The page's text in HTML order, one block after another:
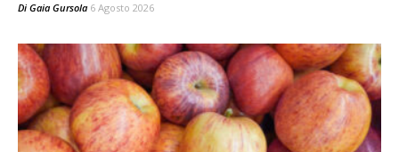
Di Gaia Gursola 6 Agosto 2026